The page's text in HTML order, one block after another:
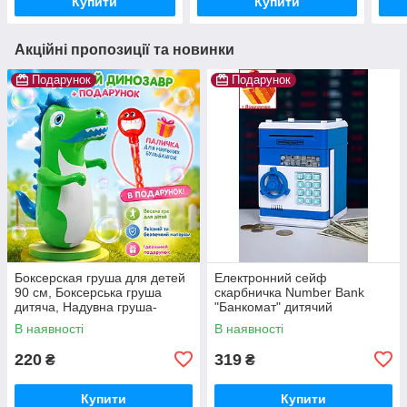
Акційні пропозиції та новинки
Подарунок
Боксерская груша для детей
90 см, Боксерська груша
дитяча, Надувна груша-
динозавр для дітей 3-6 років
В наявності
220 ₴
Купити
Подарунок
Електронний сейф
скарбничка Number Bank
"Банкомат" дитячий
подарунок із кодовим замком
і купюроприймачем
В наявності
319 ₴
Купити